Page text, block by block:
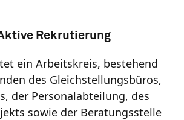
Rekrutierung
ein Arbeitskreis, bestehend
des Gleichstellungsbüros,
der Personalabteilung, des
sowie der Beratungsstelle